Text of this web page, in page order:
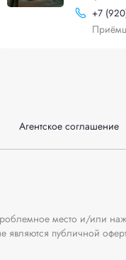
+7
Агентское соглашение
место и/или
являются публичной